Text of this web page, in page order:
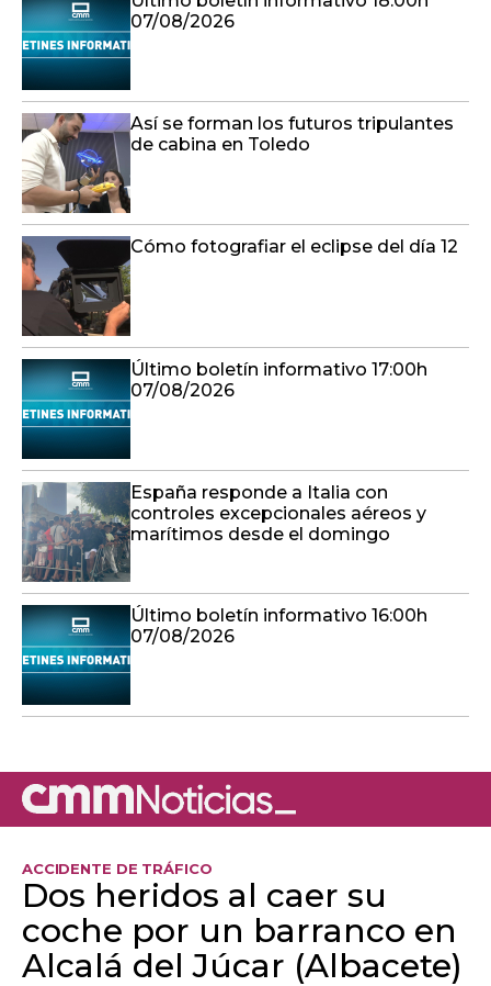
07/08/2026
Así se forman los futuros tripulantes
de cabina en Toledo
Cómo fotografiar el eclipse del día 12
Último boletín informativo 17:00h
07/08/2026
España responde a Italia con
controles excepcionales aéreos y
marítimos desde el domingo
Último boletín informativo 16:00h
07/08/2026
ACCIDENTE DE TRÁFICO
Dos heridos al caer su
coche por un barranco en
Alcalá del Júcar (Albacete)